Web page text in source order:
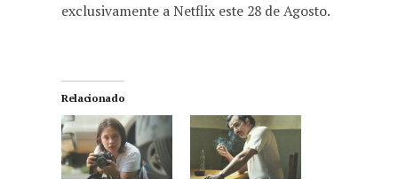
exclusivamente a Netflix este 28 de Agosto.
Relacionado